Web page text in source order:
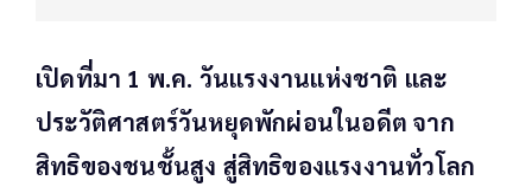
เปิดที่มา 1 พ.ค. วันแรงงานแห่งชาติ และ
ประวัติศาสตร์วันหยุดพักผ่อนในอดีต จาก
สิทธิของชนชั้นสูง สู่สิทธิของแรงงานทั่วโลก